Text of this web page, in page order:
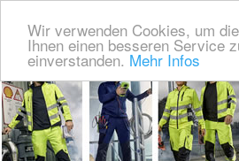
Wir verwenden Cookies, um
Ihnen einen besseren Service
einverstanden. Mehr Infos